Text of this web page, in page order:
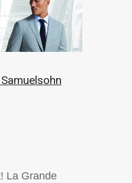
La Grande